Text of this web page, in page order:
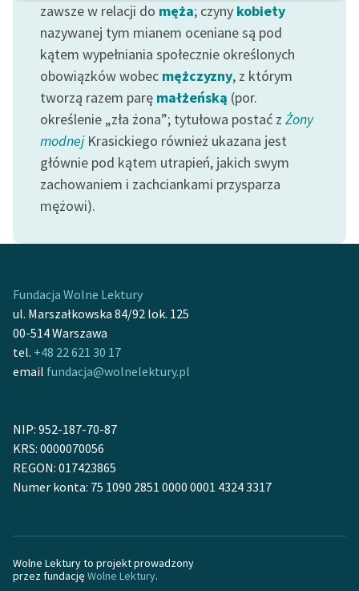
niepełnosprawnościami
E-kolekcja lektur
szkolnych i literatury do
słuchania dla uczennic i
uczniów z
niepełnosprawnościami
Feministyczne inspiracje.
Popularyzacja
skandynawskiej literatury
feministycznej
Ręce pełne poezji
twórców przechodzących
do domeny publicznej,
lektur szkolnych oraz
Starego Testamentu
Odkurzamy bohaterów
Lektur
O nas
O projekcie
Zespół
zawsze w relacji do męża; czyny kobiety
nazywanej tym mianem oceniane są pod
kątem wypełniania społecznie określonych
obowiązków wobec mężczyzny, z którym
tworzą razem parę małżeńską (por.
określenie „zła żona”; tytułowa postać z Żony
modnejKrasickiego również ukazana jest
głównie pod kątem utrapień, jakich swym
zachowaniem i zachciankami przysparza
mężowi).
Fundacja Wolne Lektury
ul. Marszałkowska 84/92 lok. 125
00-514 Warszawa
tel. +48 22 621 30 17
email fundacja@wolnelektury.pl
NIP: 952-187-70-87
KRS: 0000070056
REGON: 017423865
Numer konta: 75 1090 2851 0000 0001 4324 3317
Wolne Lektury to projekt prowadzony
przez fundację Wolne Lektury.